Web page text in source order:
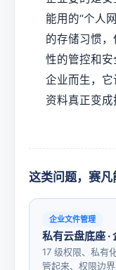
能用的“个人
的存储习惯
性的管控和
企业而生，
资料真正变成
这类问题，赛
企业文件管理
私有云盘底座 ·
17 级权限、私有
管起来、权限边界